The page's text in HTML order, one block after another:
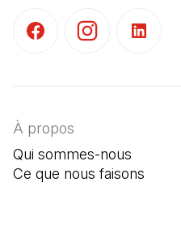
À propos
Qui sommes-nous
Ce que nous faisons